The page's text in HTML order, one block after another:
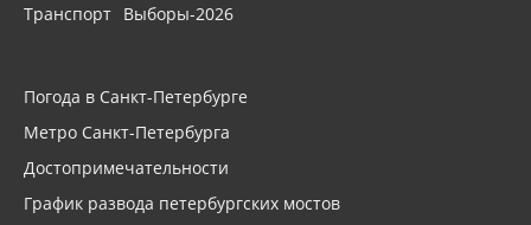
Транспорт Выборы-2026
Погода в Санкт-Петербурге
Метро Санкт-Петербурга
Достопримечательности
График развода петербургских мостов